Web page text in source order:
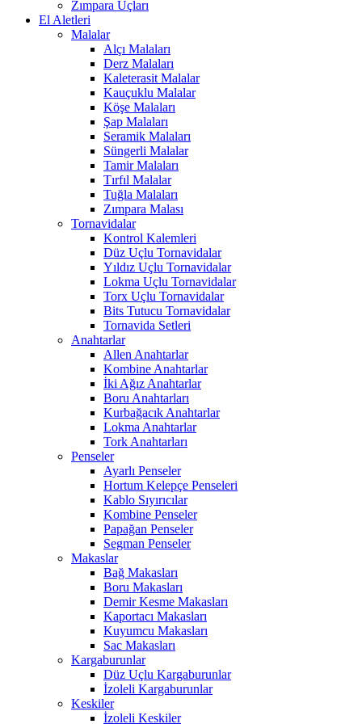
Zımpara Uçları
El Aletleri
Malalar
Alçı Malaları
Derz Malaları
Kaleterasit Malalar
Kauçuklu Malalar
Köşe Malaları
Şap Malaları
Seramik Malaları
Süngerli Malalar
Tamir Malaları
Tırfıl Malalar
Tuğla Malaları
Zımpara Malası
Tornavidalar
Kontrol Kalemleri
Düz Uçlu Tornavidalar
Yıldız Uçlu Tornavidalar
Lokma Uçlu Tornavidalar
Torx Uçlu Tornavidalar
Bits Tutucu Tornavidalar
Tornavida Setleri
Anahtarlar
Allen Anahtarlar
Kombine Anahtarlar
İki Ağız Anahtarlar
Boru Anahtarları
Kurbağacık Anahtarlar
Lokma Anahtarlar
Tork Anahtarları
Penseler
Ayarlı Penseler
Hortum Kelepçe Penseleri
Kablo Sıyırıcılar
Kombine Penseler
Papağan Penseler
Segman Penseler
Makaslar
Bağ Makasları
Boru Makasları
Demir Kesme Makasları
Kaportacı Makasları
Kuyumcu Makasları
Sac Makasları
Kargaburunlar
Düz Uçlu Kargaburunlar
İzoleli Kargaburunlar
Keskiler
İzoleli Keskiler